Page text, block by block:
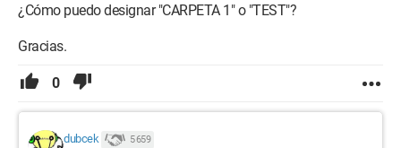
¿Cómo puedo designar "CARPETA 1" o "TEST"?
Gracias.
0
dubcek 5 659